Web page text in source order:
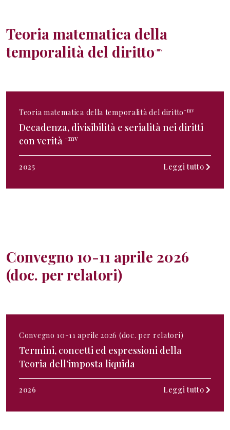
Teoria matematica della
temporalità del diritto-mv
Teoria matematica della temporalità del diritto-mv
Decadenza, divisibilità e serialità nei diritti
con verità -mv
2025 Leggi tutto
Convegno 10-11 aprile 2026
(doc. per relatori)
Convegno 10-11 aprile 2026 (doc. per relatori)
Termini, concetti ed espressioni della
Teoria dell’imposta liquida
2026 Leggi tutto